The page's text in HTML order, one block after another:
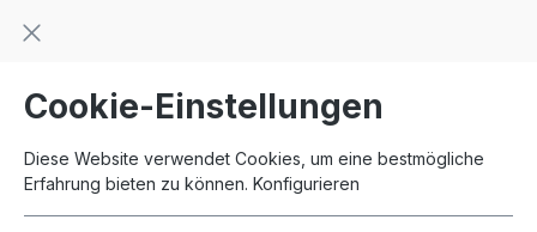
springen
Zahlung per Paypal
Cookie-Einstellungen
Diese Website verwendet Cookies, um eine bestmögliche
Erfahrung bieten zu können. Konfigurieren